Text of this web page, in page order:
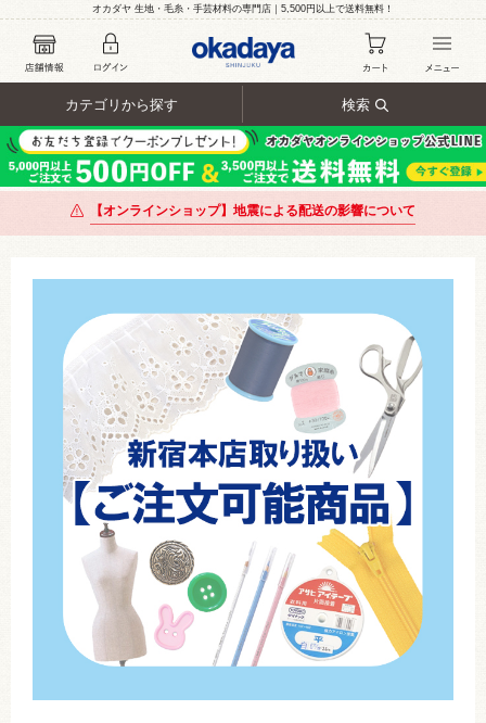
オカダヤ 生地・毛糸・手芸材料の専門店｜5,500円以上で送料無料！
カテゴリから探す 検索
【オンラインショップ】地震による配送の影響について